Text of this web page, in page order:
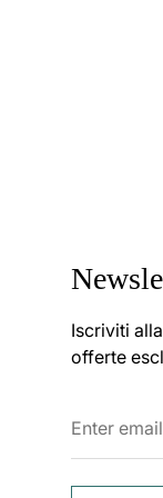
Iscriviti
offerte
email